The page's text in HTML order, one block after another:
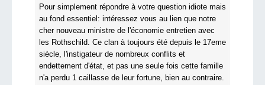
Pour simplement répondre à votre question idiote mais
au fond essentiel: intéressez vous au lien que notre
cher nouveau ministre de l'économie entretien avec
les Rothschild. Ce clan à toujours été depuis le 17eme
siècle, l'instigateur de nombreux conflits et
endettement d'état, et pas une seule fois cette famille
n'a perdu 1 caillasse de leur fortune, bien au contraire.